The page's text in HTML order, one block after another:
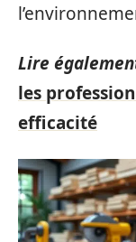
Lire
les
efficacité